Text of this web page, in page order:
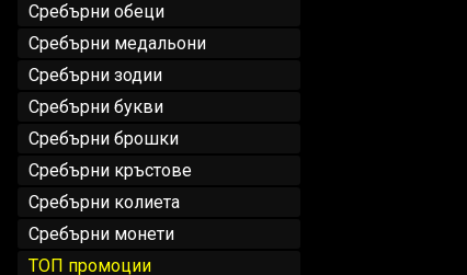
Сребърни обеци
Сребърни медальони
Сребърни зодии
Сребърни букви
Сребърни брошки
Сребърни кръстове
Сребърни колиета
Сребърни монети
ТОП промоции